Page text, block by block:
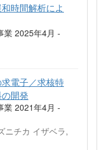
時間解析によ
業 2025年4月 -
電子／求核特
開発
業 2021年4月 -
ニチカ イザベラ,